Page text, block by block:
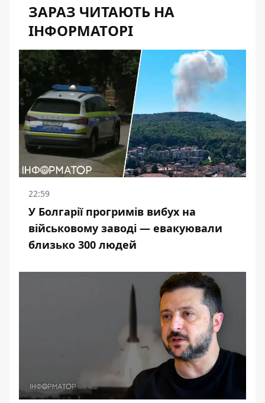
ЗАРАЗ ЧИТАЮТЬ НА
ІНФОРМАТОРІ
22:59
У Болгарії прогримів вибух на
військовому заводі — евакуювали
близько 300 людей